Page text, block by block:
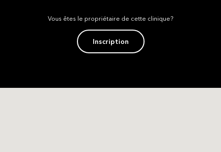
Vous êtes le propriétaire de cette clinique?
Inscription